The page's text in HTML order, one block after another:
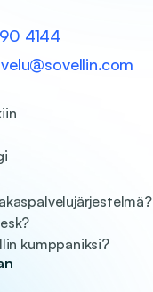
4144
kumppaniksi?